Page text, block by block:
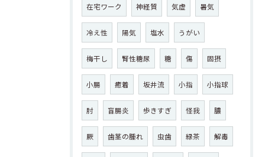
在宅ワーク 神経質 気虚 暑気
冷え性 陽気 塩水 うがい
梅干し 腎性糖尿 糖 傷 固摂
小腸 癒着 坂井流 小指 小指球
肘 盲腸炎 歩きすぎ 怪我 膿
厥 歯茎の腫れ 虫歯 緑茶 解毒